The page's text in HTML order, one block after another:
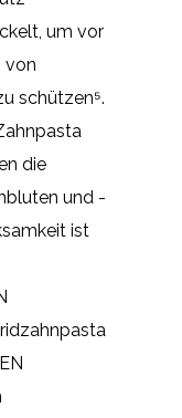
um vor
von
schützen⁵.
die
und -
ist